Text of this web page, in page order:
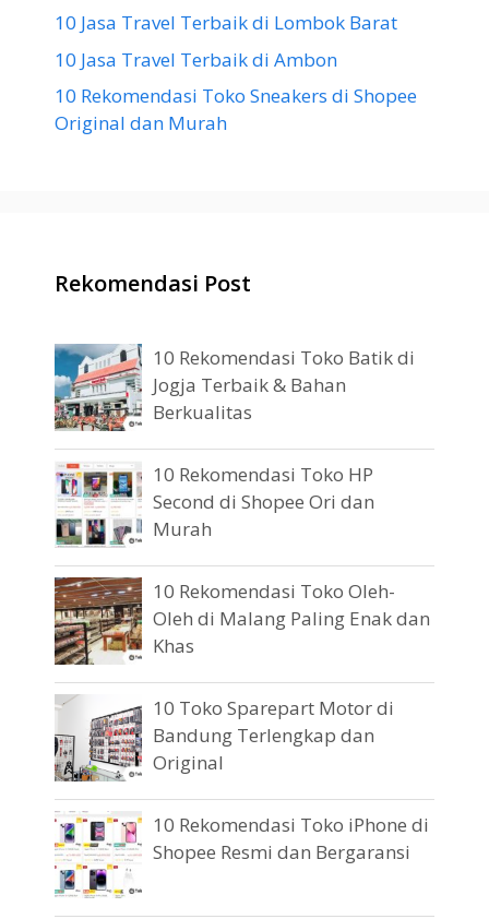
10 Jasa Travel Terbaik di Lombok Barat
10 Jasa Travel Terbaik di Ambon
10 Rekomendasi Toko Sneakers di Shopee
Original dan Murah
Rekomendasi Post
10 Rekomendasi Toko Batik di
Jogja Terbaik & Bahan
Berkualitas
10 Rekomendasi Toko HP
Second di Shopee Ori dan
Murah
10 Rekomendasi Toko Oleh-
Oleh di Malang Paling Enak dan
Khas
10 Toko Sparepart Motor di
Bandung Terlengkap dan
Original
10 Rekomendasi Toko iPhone di
Shopee Resmi dan Bergaransi